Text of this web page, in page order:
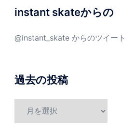
instant skateからの
@instant_skate からのツイート
過去の投稿